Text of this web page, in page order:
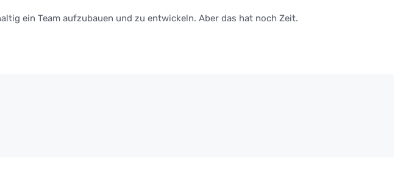
ein Team aufzubauen und zu entwickeln. Aber das hat noch Zeit.